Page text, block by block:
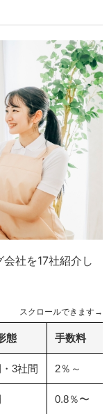
社を17社紹介し
スクロールできます→
態 手数料
3社間 2％～
0.8％〜